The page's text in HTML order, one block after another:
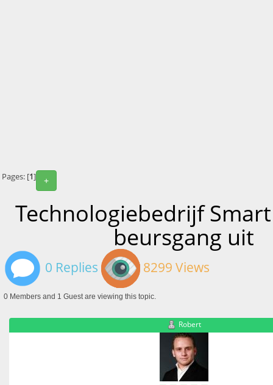
+
Pages: [1]
Technologiebedrijf
beursgang uit
0 Replies 8299 Views
0 Members and 1 Guest are viewing this topic.
Robert